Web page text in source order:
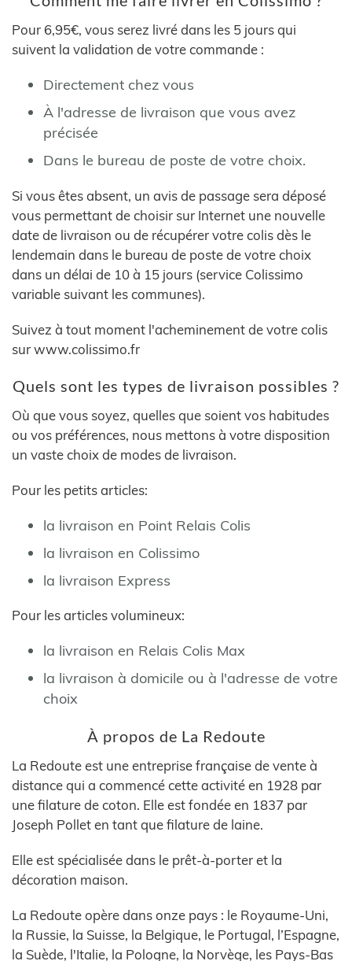
Pour 6,95€, vous serez livré dans les 5 jours qui
suivent la validation de votre commande :
Directement chez vous
À l'adresse de livraison que vous avez
précisée
Dans le bureau de poste de votre choix.
Si vous êtes absent, un avis de passage sera déposé
vous permettant de choisir sur Internet une nouvelle
date de livraison ou de récupérer votre colis dès le
lendemain dans le bureau de poste de votre choix
dans un délai de 10 à 15 jours (service Colissimo
variable suivant les communes).
Suivez à tout moment l'acheminement de votre colis
sur www.colissimo.fr
Quels sont les types de livraison possibles ?
Où que vous soyez, quelles que soient vos habitudes
ou vos préférences, nous mettons à votre disposition
un vaste choix de modes de livraison.
Pour les petits articles:
la livraison en Point Relais Colis
la livraison en Colissimo
la livraison Express
Pour les articles volumineux:
la livraison en Relais Colis Max
la livraison à domicile ou à l'adresse de votre
choix
À propos de La Redoute
La Redoute est une entreprise française de vente à
distance qui a commencé cette activité en 1928 par
une filature de coton. Elle est fondée en 1837 par
Joseph Pollet en tant que filature de laine.
Elle est spécialisée dans le prêt-à-porter et la
décoration maison.
La Redoute opère dans onze pays : le Royaume-Uni,
la Russie, la Suisse, la Belgique, le Portugal, l’Espagne,
la Suède, l'Italie, la Pologne, la Norvège, les Pays-Bas